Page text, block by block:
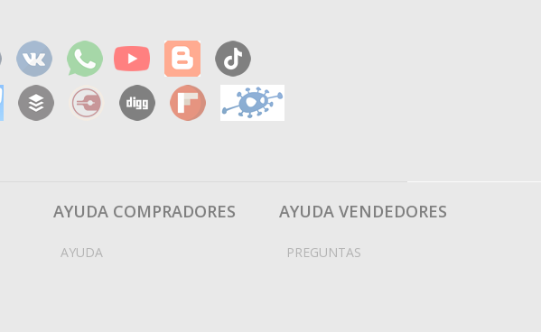
AYUDA COMPRADORES
AYUDA
AYUDA VENDEDORES
PREGUNTAS